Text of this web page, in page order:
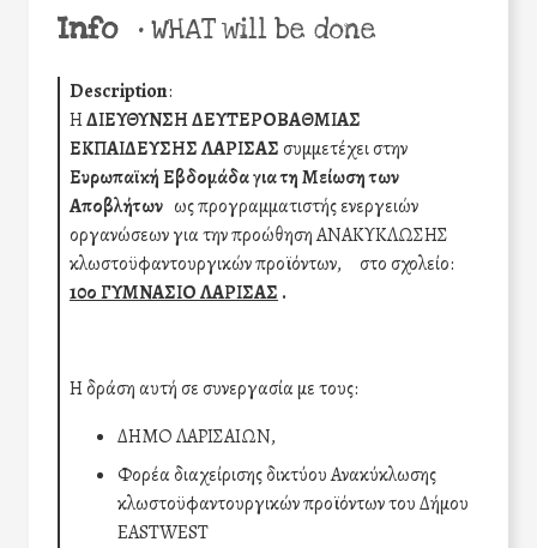
Info •WHAT will be done
Description:
ΗΔΙΕΥΘΥΝΣΗ ΔΕΥΤΕΡΟΒΑΘΜΙΑΣ
ΕΚΠΑΙΔΕΥΣΗΣ ΛΑΡΙΣΑΣ συμμετέχει στην
Ευρωπαϊκή Εβδομάδα για τη Μείωση των
Αποβλήτων ως προγραμματιστής ενεργειών
οργανώσεων για την προώθηση ΑΝΑΚΥΚΛΩΣΗΣ
κλωστοϋφαντουργικών προϊόντων,
στο σχολείο:
10ο ΓΥΜΝΑΣΙΟ ΛΑΡΙΣΑΣ.
Η δράση αυτή σε συνεργασία με τους:
ΔΗΜΟ ΛΑΡΙΣΑΙΩΝ,
Φορέα διαχείρισης δικτύου Ανακύκλωσης
κλωστοϋφαντουργικών προϊόντων του Δήμου
EASTWEST